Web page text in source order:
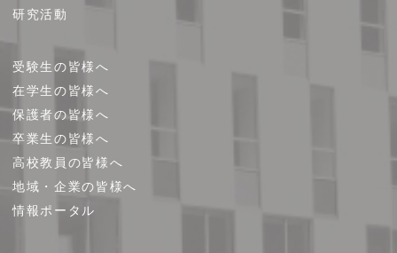
研究活動
受験生の皆様へ
在学生の皆様へ
保護者の皆様へ
卒業生の皆様へ
高校教員の皆様へ
地域・企業の皆様へ
情報ポータル